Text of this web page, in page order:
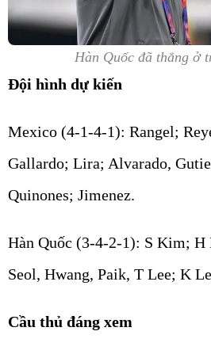
Hàn Quốc đã thắng ở
Đội hình dự kiến
Mexico (4-1-4-1): Rangel;
Gallardo; Lira; Alvarado,
Quinones; Jimenez.
Hàn Quốc (3-4-2-1): S Kim; H
Seol, Hwang, Paik, T Lee; K
Cầu thủ đáng xem